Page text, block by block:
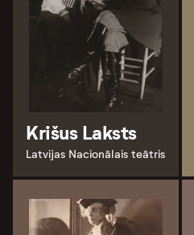
Krišus Laksts
Latvijas Nacionālais teātris